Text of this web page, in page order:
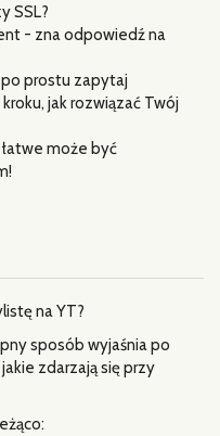
SSL?
- zna odpowiedź na
po prostu zapytaj
jak rozwiązać Twój
może być
na YT?
sposób wyjaśnia po
zdarzają się przy